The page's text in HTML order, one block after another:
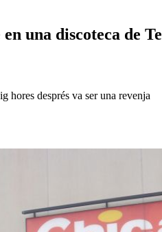
una discoteca de
hores després va ser una revenja